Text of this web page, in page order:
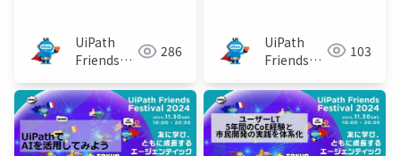
UiPath
Friends
286
UiPath
Friends
103